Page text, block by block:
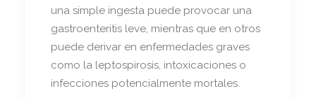
una simple ingesta puede provocar una
gastroenteritis leve, mientras que en otros
puede derivar en enfermedades graves
como la leptospirosis, intoxicaciones o
infecciones potencialmente mortales.